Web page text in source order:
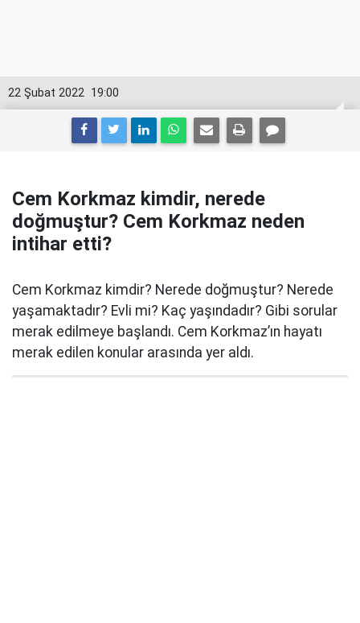
19:00
22 Şubat 2022
Cem Korkmaz kimdir, nerede
doğmuştur? Cem Korkmaz neden
intihar etti?
Cem Korkmaz kimdir? Nerede doğmuştur? Nerede
yaşamaktadır? Evli mi? Kaç yaşındadır? Gibi sorular
merak edilmeye başlandı. Cem Korkmaz’ın hayatı
merak edilen konular arasında yer aldı.